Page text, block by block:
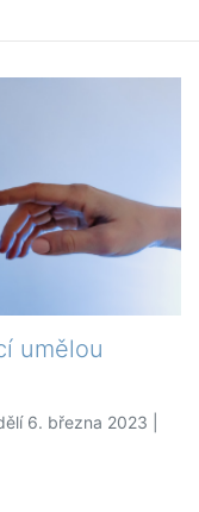
umělou
6. března 2023 |